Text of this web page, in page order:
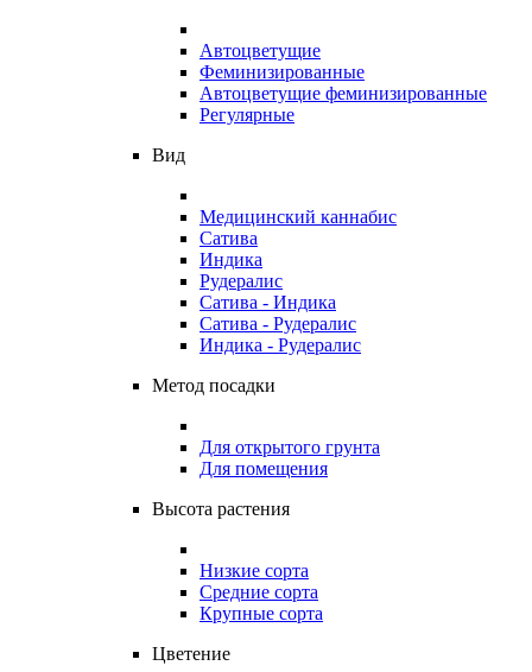
Автоцветущие
Феминизированные
Автоцветущие феминизированные
Регулярные
Вид
Медицинский каннабис
Сатива
Индика
Рудералис
Сатива - Индика
Сатива - Рудералис
Индика - Рудералис
Метод посадки
Для открытого грунта
Для помещения
Высота растения
Низкие сорта
Средние сорта
Крупные сорта
Цветение